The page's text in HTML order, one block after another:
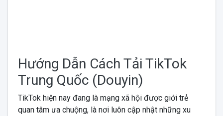
Hướng Dẫn Cách Tải TikTok
Trung Quốc (Douyin)
TikTok hiện nay đang là mạng xã hội được giới trẻ
quan tâm ưa chuộng, là nơi luôn cập nhật những xu